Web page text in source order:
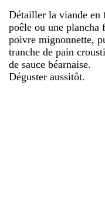
Détailler la viande en
poêle ou une plancha
poivre mignonnette,
tranche de pain
de sauce béarnaise.
Déguster aussitôt.